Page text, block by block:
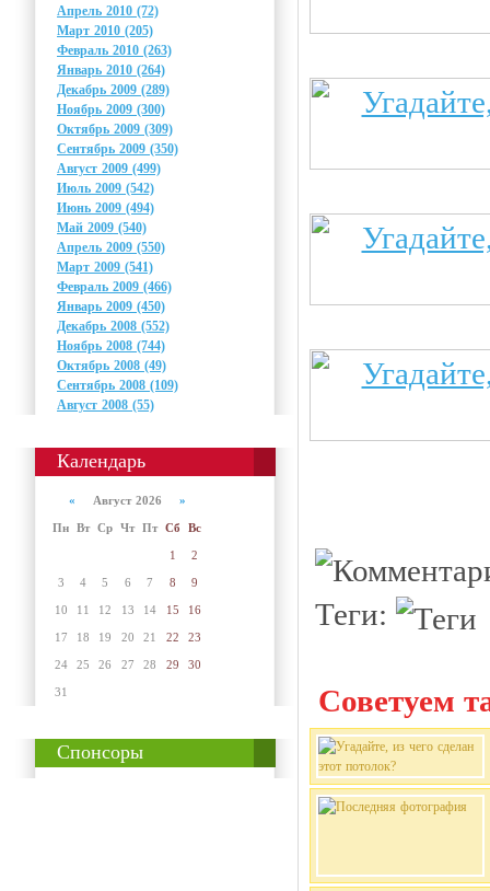
Апрель 2010 (72)
Март 2010 (205)
Февраль 2010 (263)
Январь 2010 (264)
Декабрь 2009 (289)
Ноябрь 2009 (300)
Октябрь 2009 (309)
Сентябрь 2009 (350)
Август 2009 (499)
Июль 2009 (542)
Июнь 2009 (494)
Май 2009 (540)
Апрель 2009 (550)
Март 2009 (541)
Февраль 2009 (466)
Январь 2009 (450)
Декабрь 2008 (552)
Ноябрь 2008 (744)
Октябрь 2008 (49)
Сентябрь 2008 (109)
Август 2008 (55)
Календарь
« Август 2026 »
Пн Вт Ср Чт Пт Сб Вс
1 2
3 4 5 6 7 8 9
10 11 12 13 14 15 16
17 18 19 20 21 22 23
24 25 26 27 28 29 30
31
Спонсоры
Теги:
Советуем